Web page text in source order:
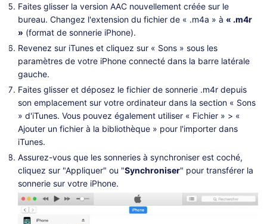
Faites glisser la version AAC nouvellement créée sur le
bureau. Changez l'extension du fichier de « .m4a » à « .m4r
» (format de sonnerie iPhone).
Revenez sur iTunes et cliquez sur « Sons » sous les
paramètres de votre iPhone connecté dans la barre latérale
gauche.
Faites glisser et déposez le fichier de sonnerie .m4r depuis
son emplacement sur votre ordinateur dans la section « Sons
» d'iTunes. Vous pouvez également utiliser « Fichier » > «
Ajouter un fichier à la bibliothèque » pour l'importer dans
iTunes.
Assurez-vous que les sonneries à synchroniser est coché,
cliquez sur "Appliquer" ou "Synchroniser" pour transférer la
sonnerie sur votre iPhone.